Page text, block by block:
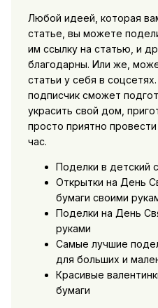
Любой идеей, которая
статье, вы можете
им ссылку на статью, и
благодарны. Или же,
статьи у себя в
подписчик сможет
украсить свой дом,
просто приятно
час.
Поделки в детский
Открытки на День
бумаги своими
Поделки на День
руками
Самые лучшие
для больших и
Красивые
бумаги